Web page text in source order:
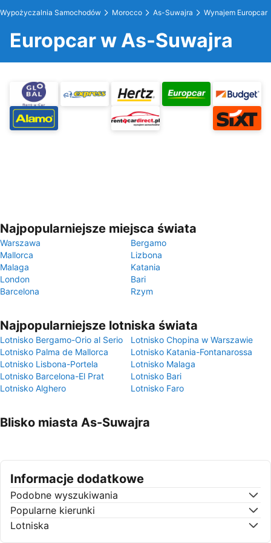
Wypożyczalnia Samochodów Morocco As-Suwajra Wynajem Europcar
Europcar w As-Suwajra
Najpopularniejsze miejsca świata
Warszawa
Bergamo
Mallorca
Lizbona
Malaga
Katania
London
Bari
Barcelona
Rzym
Najpopularniejsze lotniska świata
Lotnisko Bergamo-Orio al Serio
Lotnisko Chopina w Warszawie
Lotnisko Palma de Mallorca
Lotnisko Katania-Fontanarossa
Lotnisko Lisbona-Portela
Lotnisko Malaga
Lotnisko Barcelona-El Prat
Lotnisko Bari
Lotnisko Alghero
Lotnisko Faro
Blisko miasta As-Suwajra
Informacje dodatkowe
Podobne wyszukiwania
Popularne kierunki
Lotniska